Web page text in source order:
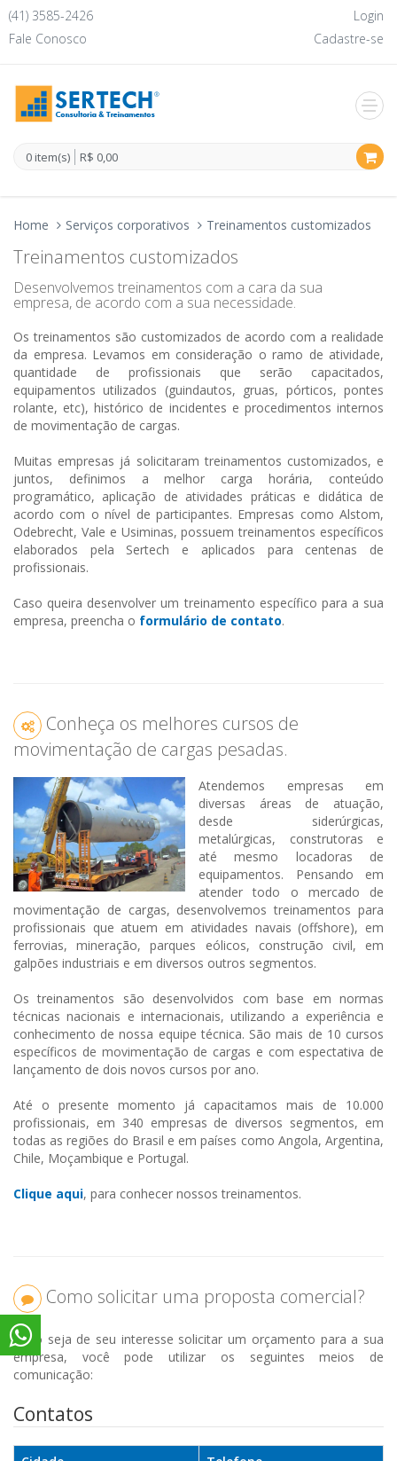
(41) 3585-2426
Fale Conosco
Login
Cadastre-se
0 item(s) R$ 0,00
Home Serviços corporativos Treinamentos customizados
Treinamentos customizados
Desenvolvemos treinamentos com a cara da sua
empresa, de acordo com a sua necessidade.
Os treinamentos são customizados de acordo com a realidade
da empresa. Levamos em consideração o ramo de atividade,
quantidade de profissionais que serão capacitados,
equipamentos utilizados (guindautos, gruas, pórticos, pontes
rolante, etc), histórico de incidentes e procedimentos internos
de movimentação de cargas.
Muitas empresas já solicitaram treinamentos customizados, e
juntos, definimos a melhor carga horária, conteúdo
programático, aplicação de atividades práticas e didática de
acordo com o nível de participantes. Empresas como Alstom,
Odebrecht, Vale e Usiminas, possuem treinamentos específicos
elaborados pela Sertech e aplicados para centenas de
profissionais.
Caso queira desenvolver um treinamento específico para a sua
empresa, preencha o formulário de contato.
Conheça os melhores cursos de
movimentação de cargas pesadas.
Atendemos empresas em
diversas áreas de atuação,
desde siderúrgicas,
metalúrgicas, construtoras e
até mesmo locadoras de
equipamentos. Pensando em
atender todo o mercado de
movimentação de cargas, desenvolvemos treinamentos para
profissionais que atuem em atividades navais (offshore), em
ferrovias, mineração, parques eólicos, construção civil, em
galpões industriais e em diversos outros segmentos.
Os treinamentos são desenvolvidos com base em normas
técnicas nacionais e internacionais, utilizando a experiência e
conhecimento de nossa equipe técnica. São mais de 10 cursos
específicos de movimentação de cargas e com espectativa de
lançamento de dois novos cursos por ano.
Até o presente momento já capacitamos mais de 10.000
profissionais, em 340 empresas de diversos segmentos, em
todas as regiões do Brasil e em países como Angola, Argentina,
Chile, Moçambique e Portugal.
Clique aqui, para conhecer nossos treinamentos.
Como solicitar uma proposta comercial?
Caso seja de seu interesse solicitar um orçamento para a sua
empresa, você pode utilizar os seguintes meios de
comunicação:
Contatos